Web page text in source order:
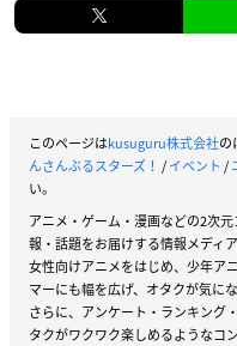
このページはkusuguru株式会社の
んさんぶるスターズ！ /イベント /
い。
アニメ・ゲーム・漫画などの2次
報・話題をお届けする情報メディ
女性向けアニメをはじめ、少年ア
マーにも幅を広げ、オタクが気に
さらに、アンケート・ランキング
タクがワクワク楽しめるようなコ